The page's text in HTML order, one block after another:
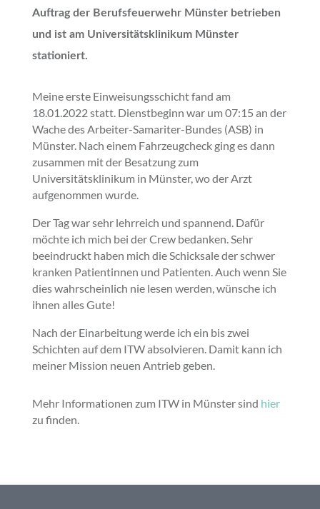
Auftrag der Berufsfeuerwehr Münster betrieben
und ist am Universitätsklinikum Münster
stationiert.
Meine erste Einweisungsschicht fand am
18.01.2022 statt. Dienstbeginn war um 07:15 an der
Wache des Arbeiter-Samariter-Bundes (ASB) in
Münster. Nach einem Fahrzeugcheck ging es dann
zusammen mit der Besatzung zum
Universitätsklinikum in Münster, wo der Arzt
aufgenommen wurde.
Der Tag war sehr lehrreich und spannend. Dafür
möchte ich mich bei der Crew bedanken. Sehr
beeindruckt haben mich die Schicksale der schwer
kranken Patientinnen und Patienten. Auch wenn Sie
dies wahrscheinlich nie lesen werden, wünsche ich
ihnen alles Gute!
Nach der Einarbeitung werde ich ein bis zwei
Schichten auf dem ITW absolvieren. Damit kann ich
meiner Mission neuen Antrieb geben.
Mehr Informationen zum ITW in Münster sind hier
zu finden.